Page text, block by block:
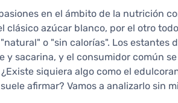
en el ámbito de la nutrición
clásico azúcar blanco, por el otro
o "sin calorías". Los estantes
y sacarina, y el consumidor común
siquiera algo como el
afirmar? Vamos a analizarlo sin